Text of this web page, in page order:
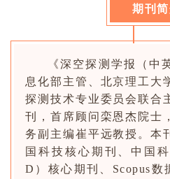
期刊
《深空探测学报（中
息化部主管、北京理工大
探测技术专业委员会联合
刊，首席顾问栾恩杰院士
务副主编崔平远教授。本
国科技核心期刊、中国
D）核心期刊、Scopus数